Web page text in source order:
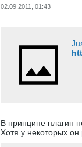
02.09.2011, 01:43
В принципе плагин
Хотя у некоторых он